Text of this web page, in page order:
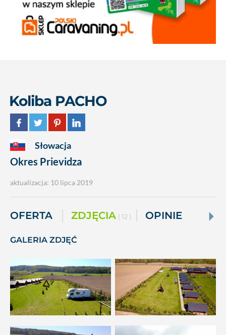
Koliba PACHO
Słowacja
Okres Prievidza
aktualizacja: 10 lipca 2019
OFERTA ZDJĘCIA ( 12 ) OPINIE
GALERIA ZDJĘĆ